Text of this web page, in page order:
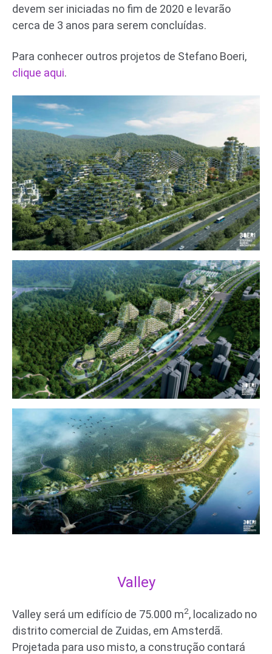
devem ser iniciadas no fim de 2020 e levarão
cerca de 3 anos para serem concluídas.
Para conhecer outros projetos de Stefano Boeri,
clique aqui.
Valley
Valley será um edifício de 75.000 m2, localizado no
distrito comercial de Zuidas, em Amsterdã.
Projetada para uso misto, a construção contará